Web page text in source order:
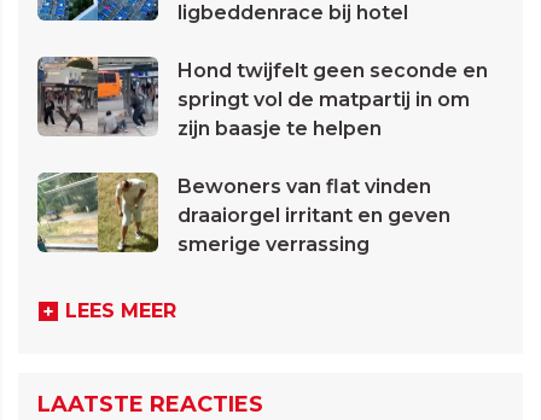
ligbeddenrace bij hotel
Hond twijfelt geen seconde en
springt vol de matpartij in om
zijn baasje te helpen
Bewoners van flat vinden
draaiorgel irritant en geven
smerige verrassing
LEES MEER
LAATSTE REACTIES